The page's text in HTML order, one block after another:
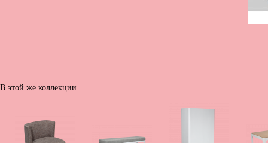
В этой же коллекции